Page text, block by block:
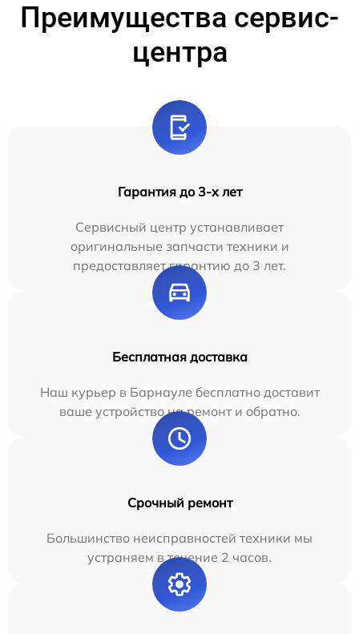
Преимущества сервис-
центра
Гарантия до 3-х лет
Сервисный центр устанавливает
оригинальные запчасти техники и
предоставляет гарантию до 3 лет.
Бесплатная доставка
Наш курьер в Барнауле бесплатно доставит
ваше устройство на ремонт и обратно.
Срочный ремонт
Большинство неисправностей техники мы
устраняем в течение 2 часов.